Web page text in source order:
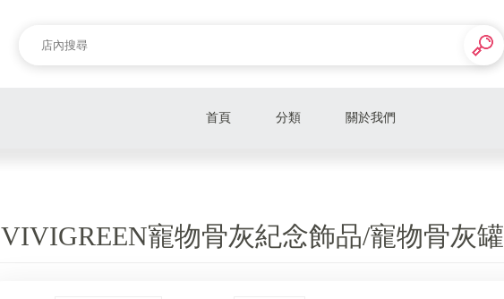
首頁 分類 關於我們
VIVIGREEN寵物骨灰紀念飾品/寵物骨灰罐